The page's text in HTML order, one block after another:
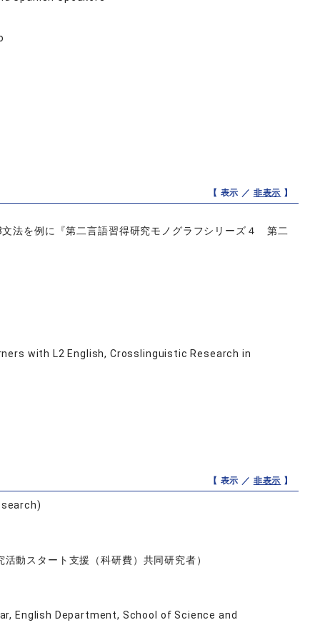
【 表示 ／ 非表示 】
法を例に『第二言語習得研究モノグラフシリーズ４ 第二
with L2 English, Crosslinguistic Research in
【 表示 ／ 非表示 】
動スタート支援（科研費）共同研究者）
English Department, School of Science and